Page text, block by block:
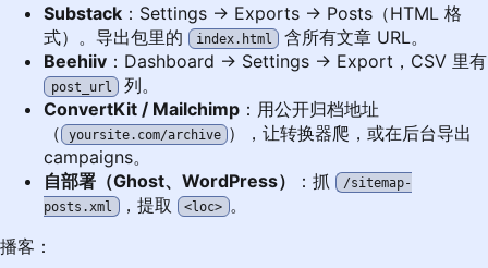
Substack ：Settings → Exports → Posts（HTML 格
式）。导出包里的
index.html
含所有文章 URL。
Beehiiv ：Dashboard → Settings → Export，CSV 里有
post_url
列。
ConvertKit / Mailchimp ：用公开归档地址
（
yoursite.com/archive
），让转换器爬，或在后台导出
campaigns。
自部署（Ghost、WordPress）
：抓
/sitemap-
posts.xml
，提取 <loc> 。
播客：